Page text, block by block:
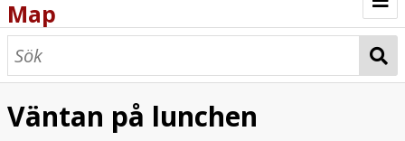
Map
Browse
Map
Väntan på lunchen